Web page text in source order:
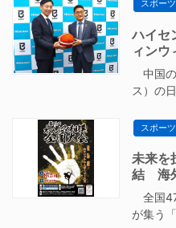
スポーツ
ハイセ
ィン
中国
ス）の
スポーツ
未来を
結 海
全国
が集う